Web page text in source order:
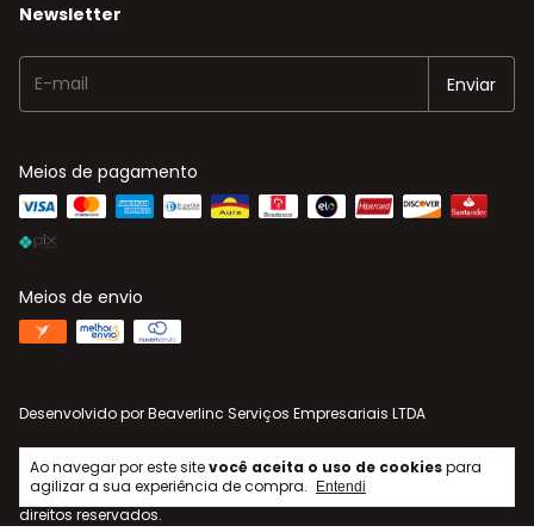
Ao navegar por este sitevocê aceita o uso de cookiespara
agilizar a sua experiência de compra.
Entendi
Newsletter
Meios de pagamento
Meios de envio
Desenvolvido porBeaverlinc Serviços Empresariais LTDA
Copyright Senhor Acepipes - 26512929000193 - 2026. Todos os
direitos reservados.